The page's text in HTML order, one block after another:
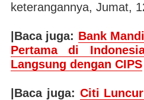
keterangannya, Jumat,
|Baca juga: Bank
Pertama di
Langsung dengan CIPS
|Baca juga: Citi